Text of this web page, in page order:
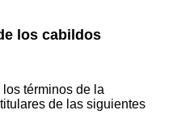
los cabildos
términos de la
de las siguientes